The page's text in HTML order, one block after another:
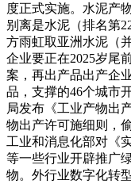
度正式实施。水泥产
别离是水泥（排名第
方雨虹取亚洲水泥（
企业要正在2025岁尾
案，再出产品出产企
品，支撑的46个城市
局发布《工业产物出
物出产许可施细则，
工业和消息化部对《
等一些行业开辟推广
物。外行业数字化转